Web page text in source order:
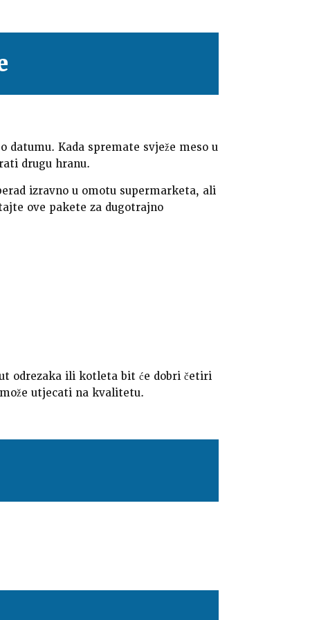
datumu. Kada spremate svježe meso u
drugu hranu.
izravno u omotu supermarketa, ali
ove pakete za dugotrajno
odrezaka ili kotleta bit će dobri četiri
utjecati na kvalitetu.